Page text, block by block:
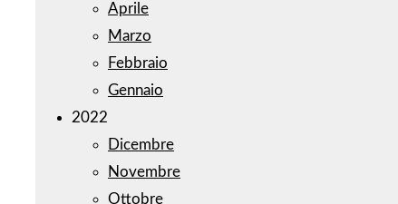
Aprile
Marzo
Febbraio
Gennaio
2022
Dicembre
Novembre
Ottobre